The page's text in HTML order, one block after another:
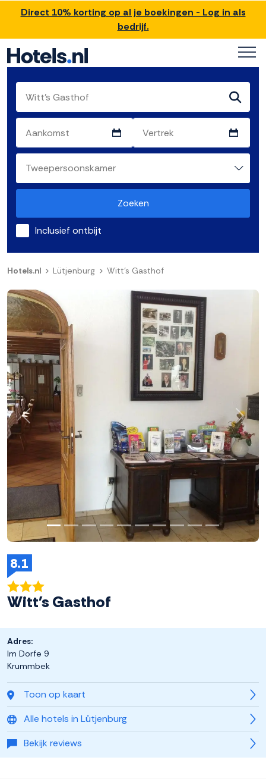
Direct 10% korting op al je boekingen - Log in als
bedrijf.
Zoeken
Inclusief ontbijt
Hotels.nl Lütjenburg Witt's Gasthof
8.1
Witt's Gasthof
Toon op kaart
Alle hotels in Lütjenburg
Bekijk reviews
Adres:
Im Dorfe 9
Krummbek